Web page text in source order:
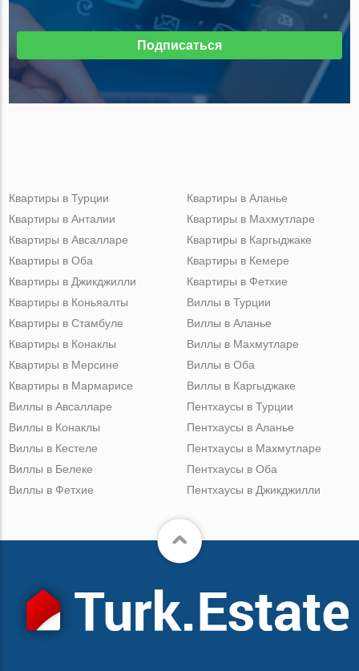
Подписаться
Квартиры в Турции
Квартиры в Анталии
Квартиры в Авсалларе
Квартиры в Оба
Квартиры в Джикджилли
Квартиры в Аланье
Квартиры в Махмутларе
Квартиры в Каргыджаке
Квартиры в Кемере
Квартиры в Фетхие
Квартиры в Коньяалты
Квартиры в Стамбуле
Квартиры в Конаклы
Квартиры в Мерсине
Квартиры в Мармарисе
Виллы в Турции
Виллы в Аланье
Виллы в Махмутларе
Виллы в Оба
Виллы в Каргыджаке
Виллы в Авсалларе
Виллы в Конаклы
Виллы в Кестеле
Виллы в Белеке
Виллы в Фетхие
Пентхаусы в Турции
Пентхаусы в Аланье
Пентхаусы в Махмутларе
Пентхаусы в Оба
Пентхаусы в Джикджилли